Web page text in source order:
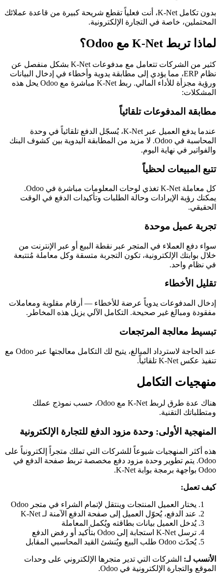
بدون تكامل K-Net، أنت فعلياً تقطع شريحة كبيرة من قاعدة عملائك
المحتملين، خاصة في التجارة الإلكترونية.
لماذا تربط K-Net مع Odoo؟
كثير من الشركات تتعامل مع مدفوعات K-Net بشكل منفصل عن
نظام ERP، مما يؤدي إلى مطابقة يدوية وأخطاء في إدخال البيانات
ورؤية مجزأة للأداء المالي. ربط K-Net مباشرة مع Odoo يحل هذه
المشكلات:
مطابقة المدفوعات تلقائياً
عندما يدفع العميل عبر K-Net، يُسجّل الدفع تلقائياً في وحدة
المحاسبة في Odoo. لا مزيد من المطابقة اليدوية بين كشوف البنك
والفواتير في نهاية اليوم.
تتبع المبيعات لحظياً
كل معاملة K-Net تغذي لوحات المعلومات مباشرة في Odoo.
يمكنك رؤية الإيرادات وحالة الطلبات وتأكيدات الدفع في الوقت
الحقيقي.
تجربة عميل موحدة
سواء دفع العملاء في المتجر عبر نقطة البيع أو عبر الإنترنت من
خلال بوابتك الإلكترونية، تكون التجربة متسقة وكل معاملة مُتتبعة
في نظام واحد.
تقليل الأخطاء
إدخال المدفوعات يدوياً عرضة للأخطاء — أرقام مقلوبة ومعاملات
مفقودة ومبالغ غير صحيحة. التكامل الآلي يزيل هذه المخاطر.
تبسيط معالجة المرتجعات
عند الحاجة لاسترداد المبالغ، يتيح لك التكامل معالجتها عبر Odoo مع
تنفيذ عكس K-Net تلقائياً.
منهجيات التكامل
هناك عدة طرق لربط K-Net مع Odoo، حسب نموذج عملك
ومتطلباتك التقنية.
المنهجية الأولى: وحدة مزود الدفع للتجارة الإلكترونية
هذه أكثر المنهجيات شيوعاً للشركات التي تملك متجراً إلكترونياً على
Odoo. يتم تطوير وحدة مزود دفع مخصصة تربط صفحة الدفع في
Odoo بواجهة برمجة بوابة K-Net.
كيف تعمل:
يختار العميل المنتجات وينتقل لإتمام الشراء في متجر Odoo
عند الدفع، يُحوّل العميل إلى صفحة الدفع الآمنة لـ K-Net
يُدخل العميل بيانات بطاقته ويُكمل المعاملة
ترسل K-Net استجابة إلى Odoo بتأكيد أو رفض الدفع
يُحدّث Odoo طلب البيع ويُنشئ القيد المحاسبي المقابل
الأنسب لـ: الشركات التي تدير متجرها الإلكتروني على وحدات
الموقع والتجارة الإلكترونية في Odoo.